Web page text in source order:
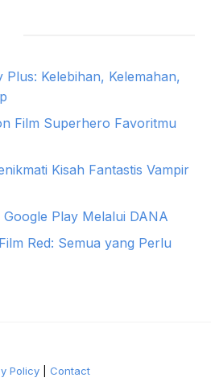
Kelebihan, Kelemahan,
Film Superhero Favoritmu
Kisah Fantastis Vampir
Play Melalui DANA
Red: Semua yang Perlu
Policy
Contact